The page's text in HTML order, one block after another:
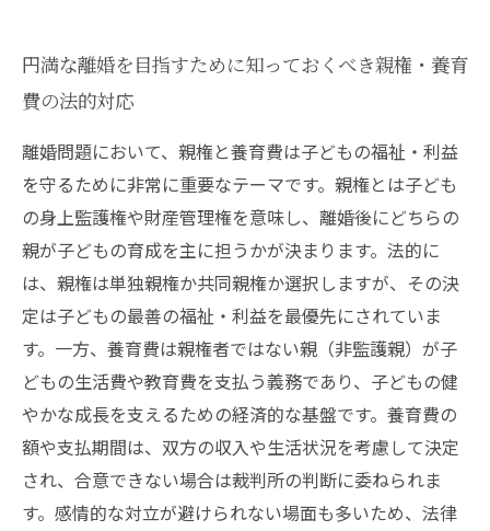
円満な離婚を目指すために知っておくべき親権・養育
費の法的対応
離婚問題において、親権と養育費は子どもの福祉・利益
を守るために非常に重要なテーマです。親権とは子ども
の身上監護権や財産管理権を意味し、離婚後にどちらの
親が子どもの育成を主に担うかが決まります。法的に
は、親権は単独親権か共同親権か選択しますが、その決
定は子どもの最善の福祉・利益を最優先にされていま
す。一方、養育費は親権者ではない親（非監護親）が子
どもの生活費や教育費を支払う義務であり、子どもの健
やかな成長を支えるための経済的な基盤です。養育費の
額や支払期間は、双方の収入や生活状況を考慮して決定
され、合意できない場合は裁判所の判断に委ねられま
す。感情的な対立が避けられない場面も多いため、法律